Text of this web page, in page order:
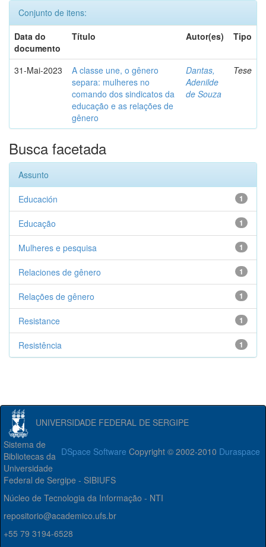
Conjunto de itens:
Data do
documento
Título Autor(es) Tipo
31-Mai-2023
A classe une, o gênero
separa: mulheres no
comando dos sindicatos da
educação e as relações de
gênero
Dantas,
Adenilde
de Souza
Tese
Busca facetada
Assunto
1
Educación
1
Educação
1
Mulheres e pesquisa
1
Relaciones de gênero
1
Relações de gênero
1
Resistance
1
Resistência
UNIVERSIDADE FEDERAL DE SERGIPE
DSpace Software Copyright © 2002-2010 Duraspace
Sistema de
Bibliotecas da
Universidade
Federal de Sergipe - SIBIUFS
Núcleo de Tecnologia da Informação - NTI
repositorio@academico.ufs.br
+55 79 3194-6528